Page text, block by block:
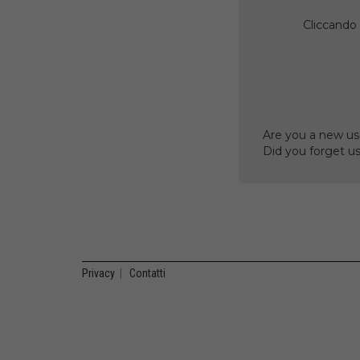
Are you a new
Did you forget
Privacy Contatti